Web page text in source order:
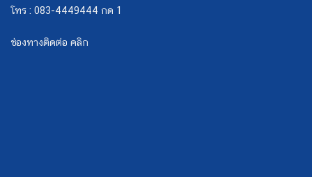
โทร : 083-4449444 กด 1
ช่องทางติดต่อ คลิก